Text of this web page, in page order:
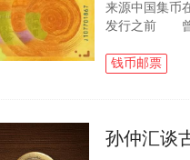
来源中国集
发行之前 曾
世，市场价格
钱币邮票
孙仲汇谈